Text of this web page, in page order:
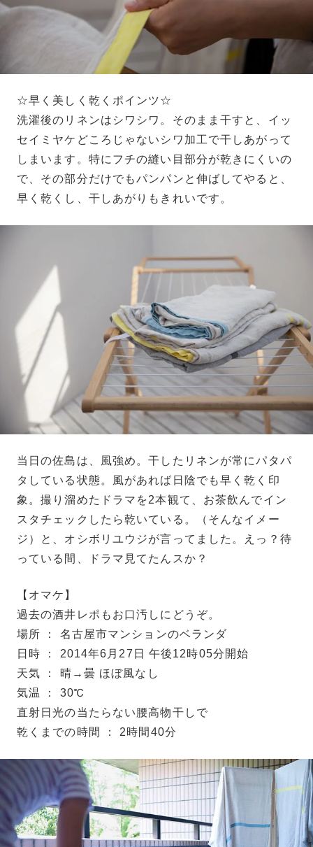
☆早く美しく乾くポインツ☆
洗濯後のリネンはシワシワ。そのまま干すと、イッ
セイミヤケどころじゃないシワ加工で干しあがって
しまいます。特にフチの縫い目部分が乾きにくいの
で、その部分だけでもパンパンと伸ばしてやると、
早く乾くし、干しあがりもきれいです。
当日の佐島は、風強め。干したリネンが常にパタパ
タしている状態。風があれば日陰でも早く乾く印
象。撮り溜めたドラマを2本観て、お茶飲んでイン
スタチェックしたら乾いている。（そんなイメー
ジ）と、オシボリユウジが言ってました。えっ？待
っている間、ドラマ見てたんスか？
【オマケ】
過去の酒井レポもお口汚しにどうぞ。
場所 ： 名古屋市マンションのベランダ
日時 ： 2014年6月27日 午後12時05分開始
天気 ： 晴→曇 ほぼ風なし
気温 ： 30℃
直射日光の当たらない腰高物干しで
乾くまでの時間 ： 2時間40分